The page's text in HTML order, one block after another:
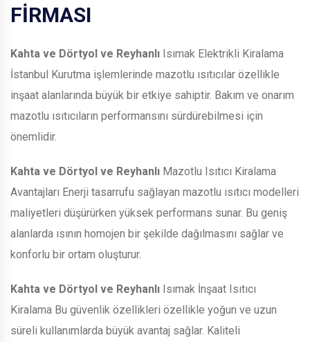
FİRMASI
Kahta ve Dörtyol ve Reyhanlı Isımak Elektrikli Kiralama
İstanbul Kurutma işlemlerinde mazotlu ısıtıcılar özellikle
inşaat alanlarında büyük bir etkiye sahiptir. Bakım ve onarım
mazotlu ısıtıcıların performansını sürdürebilmesi için
önemlidir.
Kahta ve Dörtyol ve Reyhanlı Mazotlu Isıtıcı Kiralama
Avantajları Enerji tasarrufu sağlayan mazotlu ısıtıcı modelleri
maliyetleri düşürürken yüksek performans sunar. Bu geniş
alanlarda ısının homojen bir şekilde dağılmasını sağlar ve
konforlu bir ortam oluşturur.
Kahta ve Dörtyol ve Reyhanlı Isımak İnşaat Isıtıcı
Kiralama Bu güvenlik özellikleri özellikle yoğun ve uzun
süreli kullanımlarda büyük avantaj sağlar. Kaliteli